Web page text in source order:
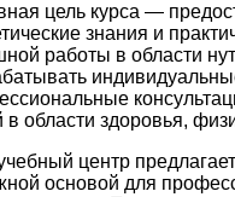
цель курса —
знания и
работы в области
в области здоровья,
центр
основой для